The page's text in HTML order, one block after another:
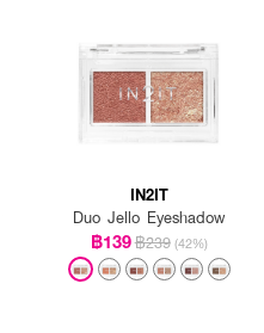
IN2IT
Duo Jello Eyeshadow
฿139฿239 (42%)